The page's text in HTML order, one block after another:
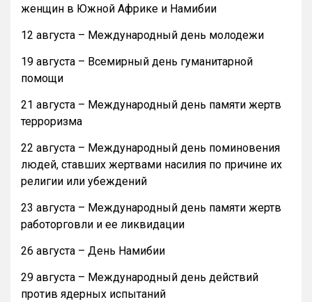
женщин в Южной Африке и Намибии
12 августа – Международный день молодежи
19 августа – Всемирный день гуманитарной
помощи
21 августа – Международный день памяти жертв
терроризма
22 августа – Международный день поминовения
людей, ставших жертвами насилия по причине их
религии или убеждений
23 августа – Международный день памяти жертв
работорговли и ее ликвидации
26 августа – День Намибии
29 августа – Международный день действий
против ядерных испытаний